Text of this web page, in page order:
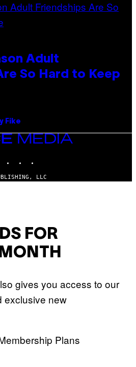
Adult
So Hard to Keep
Fike
LLC
FOR
gives you access to our
exclusive new
Plans